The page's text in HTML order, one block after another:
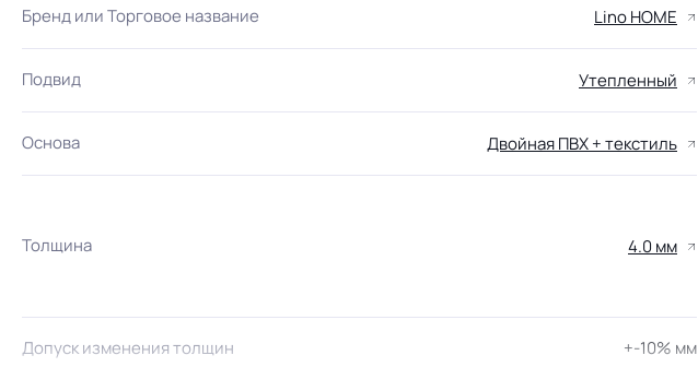
Бренд или Торговое название Lino HOME
Подвид Утепленный
Основа Двойная ПВХ + текстиль
Толщина 4.0 мм
Допуск изменения толщин +-10% мм